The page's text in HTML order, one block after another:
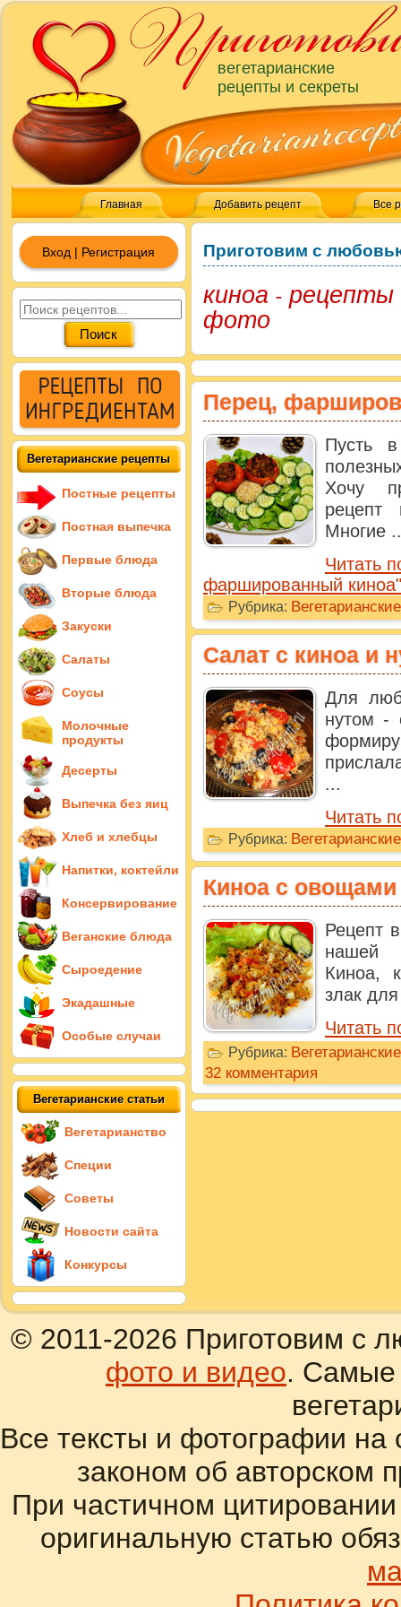
вегетарианские
рецепты и секреты
Главная Добавить рецепт Все
Приготовим с
киноа -
фото
Перец,
Пусть
Хочу
рецепт
Многие
Читать
фаршированный киноа"
Рубрика:
Салат с киноа и
Для
нутом -
...
Читать
Рубрика:
Киноа с овощами
Рецепт
нашей
Киноа,
злак
Читать
Рубрика:
32 комментария
Вход | Регистрация
Вегетарианские рецепты
Постные рецепты
Постная выпечка
Первые блюда
Вторые блюда
Закуски
Салаты
Соусы
Молочные
продукты
Десерты
Выпечка без яиц
Хлеб и хлебцы
Напитки, коктейли
Консервирование
Веганские блюда
Сыроедение
Экадашные
Особые случаи
Вегетарианские статьи
Вегетарианство
Специи
Советы
Новости сайта
Конкурсы
© 2011-2026 Приготовим с
фото и видео. Самые
Все тексты и фотографии
законом об авторском
При частичном
оригинальную статью